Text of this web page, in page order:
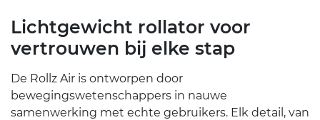
Lichtgewicht rollator voor
vertrouwen bij elke stap
De Rollz Air is ontworpen door
bewegingswetenschappers in nauwe
samenwerking met echte gebruikers. Elk detail, van